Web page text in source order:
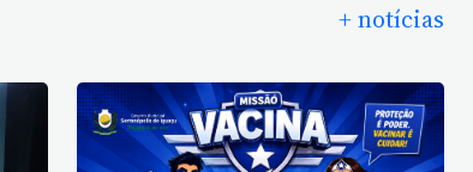
+ notícias